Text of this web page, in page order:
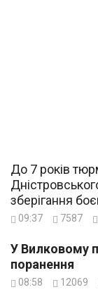
До 7 років
зберігання
09:37 7587
У Вилковому
поранення
08:58 12069